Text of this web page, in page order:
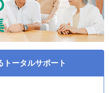
トータルサポート